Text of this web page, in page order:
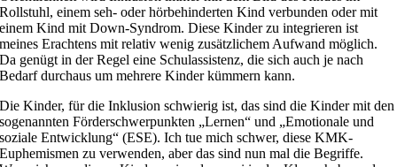
Rollstuhl, einem seh- oder hörbehinderten Kind verbunden oder mit
einem Kind mit Down-Syndrom. Diese Kinder zu integrieren ist
meines Erachtens mit relativ wenig zusätzlichem Aufwand möglich.
Da genügt in der Regel eine Schulassistenz, die sich auch je nach
Bedarf durchaus um mehrere Kinder kümmern kann.
Die Kinder, für die Inklusion schwierig ist, das sind die Kinder mit den
sogenannten Förderschwerpunkten „Lernen“ und „Emotionale und
soziale Entwicklung“ (ESE). Ich tue mich schwer, diese KMK-
Euphemismen zu verwenden, aber das sind nun mal die Begriffe.